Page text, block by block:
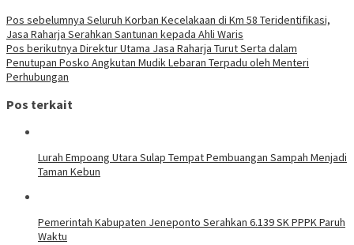
Pos sebelumnya Seluruh Korban Kecelakaan di Km 58 Teridentifikasi,
Jasa Raharja Serahkan Santunan kepada Ahli Waris
Pos berikutnya Direktur Utama Jasa Raharja Turut Serta dalam
Penutupan Posko Angkutan Mudik Lebaran Terpadu oleh Menteri
Perhubungan
Pos terkait
Lurah Empoang Utara Sulap Tempat Pembuangan Sampah Menjadi
Taman Kebun
Pemerintah Kabupaten Jeneponto Serahkan 6.139 SK PPPK Paruh
Waktu